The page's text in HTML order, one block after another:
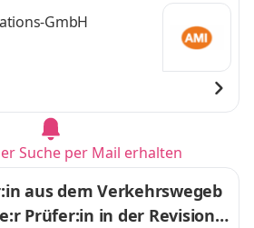
GmbH
Suche per Mail erhalten
aus dem Verkehrswegeb
Prüfer:in in der Revision